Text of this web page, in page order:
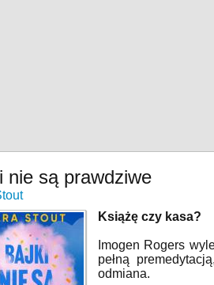
nie są prawdziwe
Książę czy kasa?
Imogen Rogers
pełną
odmiana.